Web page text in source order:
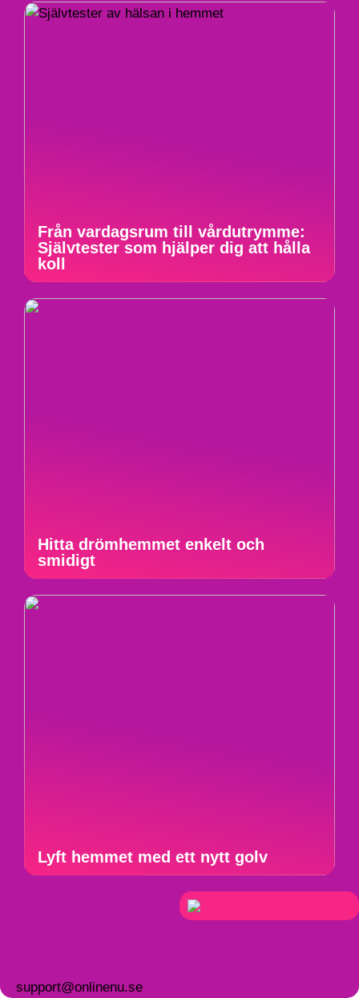
Från vardagsrum till vårdutrymme:
Självtester som hjälper dig att hålla
koll
Hitta drömhemmet enkelt och
smidigt
Lyft hemmet med ett nytt golv
support@onlinenu.se